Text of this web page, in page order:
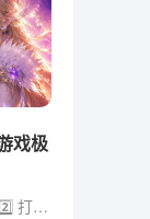
戏极
1️⃣ 零编程跑通 Godot 游戏工程 2️⃣ 打通 GPT、即梦、Lovart、Codex、Godot 工具链 3️⃣ 把零散 AI 素材整合成可交互、可运行的游戏项目 4️⃣ 配套提示词、开发模板、skill 文档和学习群答疑